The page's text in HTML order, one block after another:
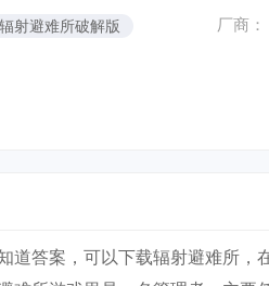
辐射避难所破解版 厂商：
案，可以下载辐射避难所，